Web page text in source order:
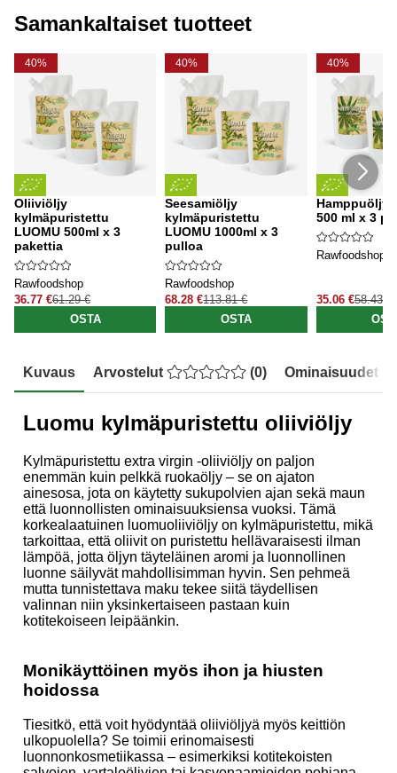
Samankaltaiset tuotteet
40%
Oliiviöljy
kylmäpuristettu
LUOMU 500ml x 3
pakettia
Rawfoodshop
36.77 €61.29 €
OSTA
40%
Seesamiöljy
kylmäpuristettu
LUOMU 1000ml x 3
pulloa
Rawfoodshop
68.28 €113.81 €
OSTA
40%
Hamppuöljy
500 ml x 3
Rawfoodshop
35.06 €58.43 €
Kuvaus Arvostelut (0) Ominaisuudet
Luomu kylmäpuristettu oliiviöljy
Kylmäpuristettu extra virgin -oliiviöljy on paljon
enemmän kuin pelkkä ruokaöljy – se on ajaton
ainesosa, jota on käytetty sukupolvien ajan sekä maun
että luonnollisten ominaisuuksiensa vuoksi. Tämä
korkealaatuinen luomuoliiviöljy on kylmäpuristettu, mikä
tarkoittaa, että oliivit on puristettu hellävaraisesti ilman
lämpöä, jotta öljyn täyteläinen aromi ja luonnollinen
luonne säilyvät mahdollisimman hyvin. Sen pehmeä
mutta tunnistettava maku tekee siitä täydellisen
valinnan niin yksinkertaiseen pastaan kuin
kotitekoiseen leipäänkin.
Monikäyttöinen myös ihon ja hiusten
hoidossa
Tiesitkö, että voit hyödyntää oliiviöljyä myös keittiön
ulkopuolella? Se toimii erinomaisesti
luonnonkosmetiikassa – esimerkiksi kotitekoisten